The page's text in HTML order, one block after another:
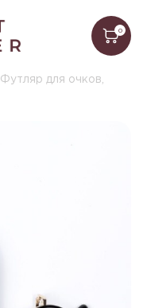
0
Футляр для очков,